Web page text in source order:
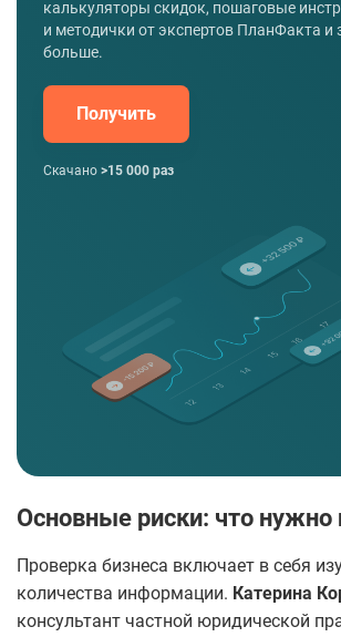
калькуляторы скидок, пошаговые
и методички от экспертов ПланФакта и
больше.
Получить
Скачано >15 000 раз
Основные риски: что нужно
Проверка бизнеса включает в себя
количества информации. Катерина
консультант частной юридической